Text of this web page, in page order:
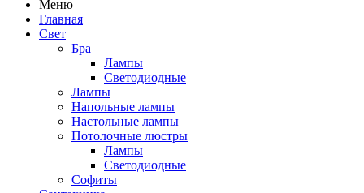
Меню
Главная
Свет
Бра
Лампы
Светодиодные
Лампы
Напольные лампы
Настольные лампы
Потолочные люстры
Лампы
Светодиодные
Софиты